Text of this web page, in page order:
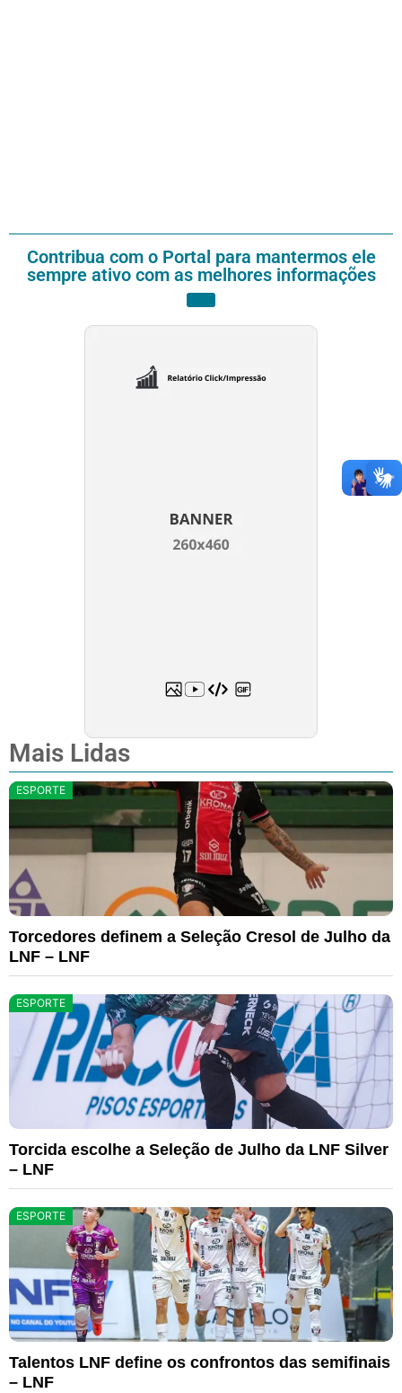
Contribua com o Portal para mantermos ele
sempre ativo com as melhores informações
Mais Lidas
ESPORTE
Torcedores definem a Seleção Cresol de Julho da
LNF – LNF
ESPORTE
Torcida escolhe a Seleção de Julho da LNF Silver
– LNF
ESPORTE
Talentos LNF define os confrontos das semifinais
– LNF